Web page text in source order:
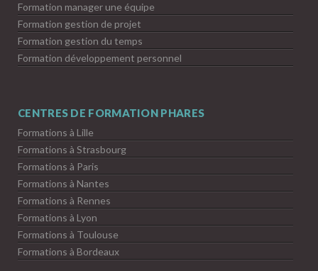
Formation manager une équipe
Formation gestion de projet
Formation gestion du temps
Formation développement personnel
CENTRES DE FORMATION PHARES
Formations à Lille
Formations à Strasbourg
Formations à Paris
Formations à Nantes
Formations à Rennes
Formations à Lyon
Formations à Toulouse
Formations à Bordeaux